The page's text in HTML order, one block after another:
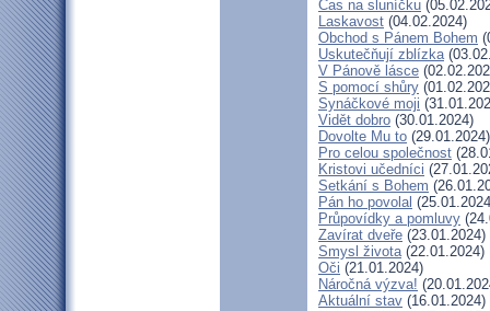
Čas na sluníčku
Laskavost (04.02.2024)
Obchod s Pánem Bohem
Uskutečňují zblízka
V Pánově lásce
S pomocí shůry
Synáčkové moji
Vidět dobro (30.01.2024)
Dovolte Mu to (29.01.2024)
Pro celou společnost
Kristovi učedníci
Setkání s Bohem
Pán ho povolal
Průpovídky a pomluvy
Zavírat dveře (23.01.2024)
Smysl života(22.01.2024)
Oči (21.01.2024)
Náročná výzva!
Aktuální stav (16.01.2024)